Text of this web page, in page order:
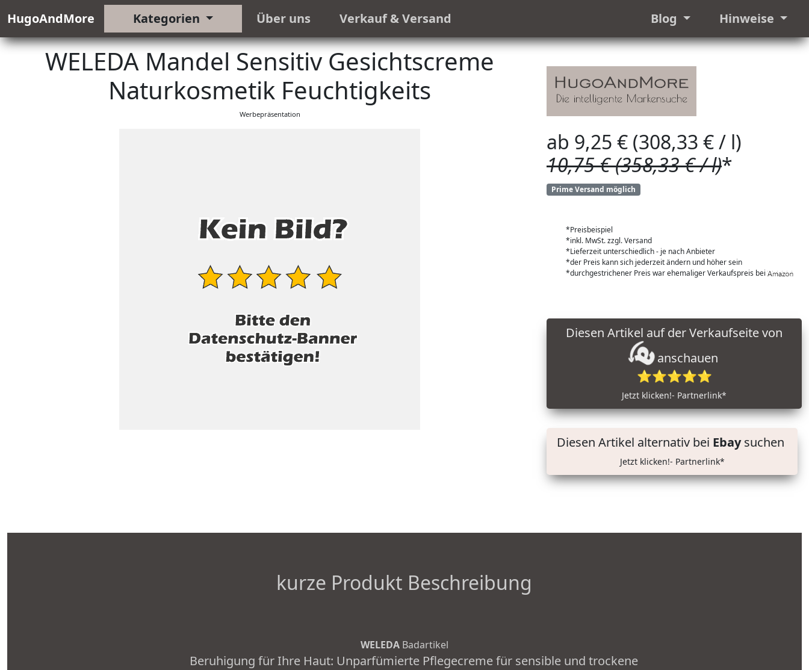
HugoAndMore Kategorien Über uns Verkauf & Versand Blog Hinweise
WELEDA Mandel Sensitiv Gesichtscreme
Naturkosmetik Feuchtigkeits
Werbepräsentation
ab 9,25 € (308,33 € / l)
10,75 € (358,33 € / l)*
Prime Versand möglich
*Preisbeispiel
*inkl. MwSt. zzgl. Versand
*Lieferzeit unterschiedlich - je nach Anbieter
*der Preis kann sich jederzeit ändern und höher sein
*durchgestrichener Preis war ehemaliger Verkaufspreis bei
anschauen
⭐⭐⭐⭐⭐
Jetzt klicken!- Partnerlink*
Diesen Artikel alternativ bei Ebaysuchen
Jetzt klicken!- Partnerlink*
kurze Produkt Beschreibung
WELEDABadartikel
Beruhigung für Ihre Haut: Unparfümierte Pflegecreme für sensible und trockene